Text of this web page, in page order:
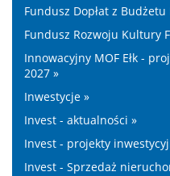
Fundusz Dopłat z Budżetu
Fundusz Rozwoju Kultury
Innowacyjny MOF Ełk -
2027 »
Inwestycje »
Invest - aktualności »
Invest - projekty
Invest - Sprzedaż